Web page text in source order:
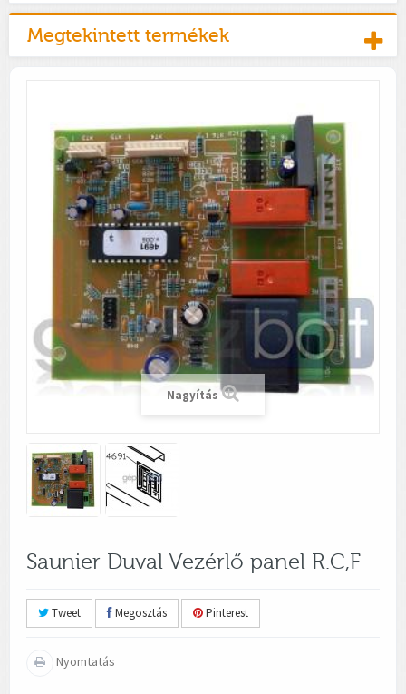
Megtekintett termékek
Nagyítás
Saunier Duval Vezérlő panel R.C,F
Tweet Megosztás Pinterest
Nyomtatás